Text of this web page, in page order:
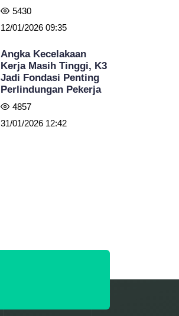
5430
12/01/2026 09:35
Angka Kecelakaan
Kerja Masih Tinggi, K3
Jadi Fondasi Penting
Perlindungan Pekerja
4857
31/01/2026 12:42